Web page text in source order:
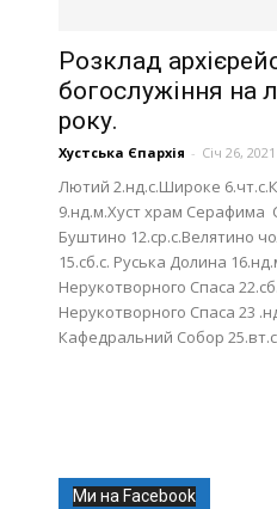
Розклад
богослужіння на
року.
Хустська Єпархія - Січ 26, 2021
Лютий 2.нд.с.Широке
9.нд.м.Хуст храм Серафима
Буштино 12.ср.с.Велятино
15.сб.с. Руська Долина
Нерукотворного Спаса
Нерукотворного Спаса 23
Кафедральний Собор
Ми на Facebook